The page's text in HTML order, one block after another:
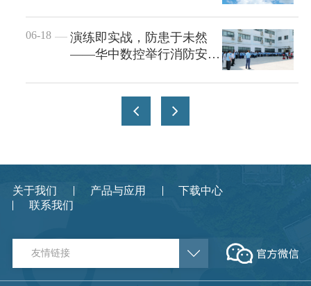
06-18
演练即实战，防患于未然
——华中数控举行消防安全
关于我们 产品与应用
下载中心
联系我们
友情链接